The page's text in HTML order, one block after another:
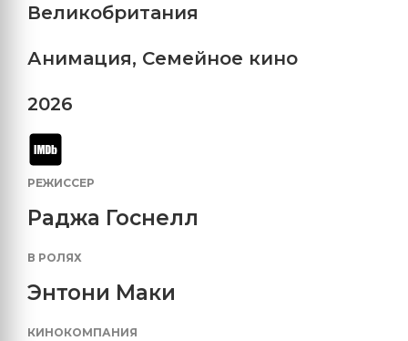
Великобритания
Анимация, Семейное кино
2026
РЕЖИССЕР
Раджа Госнелл
В РОЛЯХ
Энтони Маки
КИНОКОМПАНИЯ